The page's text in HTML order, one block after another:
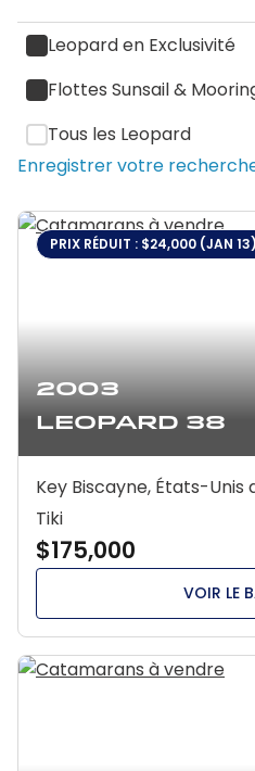
Leopard en Exclusivité
Flottes Sunsail &
Tous les Leopard
Enregistrer votre
2003
Leopard 38
PRIX RÉDUIT : $24,000 (JAN 13)
Key Biscayne, États-Unis
Tiki
$175,000
VOIR LE